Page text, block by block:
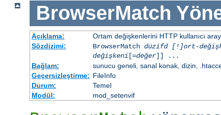
BrowserMatch
Açıklama:
Ortam değişkenlerini HTTP kullanıcı
Sözdizimi:
BrowserMatch düzifd [!]ort-
değişkeni [=değer]] ...
Bağlam:
sunucu geneli, sanal konak, dizin,
Geçersizleştirme: FileInfo
Durum:
Temel
Modül:
mod_setenvif